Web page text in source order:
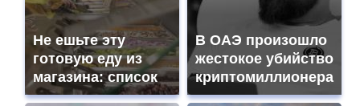
18:45Мобилизация в России: неожиданные последствия для
владельцев дронов
18:30Гуманитарная и социальная деятельность «Де Хёс»:
поддержка ветеранов, детей и военных
18:23«АртПром» объединяет технологии и искусство при
поддержке Фонда Юрия Лужкова
Не ешьте эту
готовую еду из
магазина: список
В ОАЭ произошло
жестокое убийство
криптомиллионера